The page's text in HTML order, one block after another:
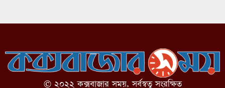
© ২০২২ কক্সবাজার সময়, সর্বস্বত্ব সংরক্ষিত